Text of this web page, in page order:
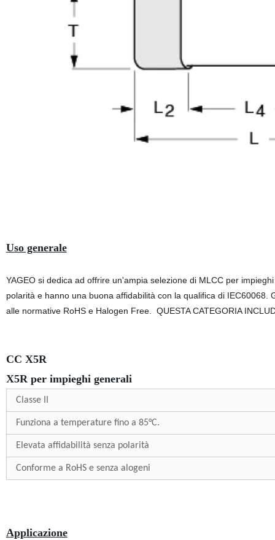
Uso generale
YAGEO si dedica ad offrire un'ampia selezione di MLCC per
polarità e hanno una buona affidabilità con la qualifica di
alle normative RoHS e Halogen Free. QUESTA CATEGORIA
CC X5R
X5R per impieghi generali
Classe II
Funziona a temperature fino a 85°C.
Elevata affidabilità senza polarità
Conforme a RoHS e senza alogeni
Applicazione